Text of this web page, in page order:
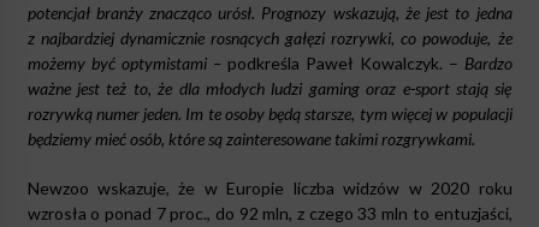
potencjał branży znacząco urósł. Prognozy wskazują, że jest to jedna
z najbardziej dynamicznie rosnących gałęzi rozrywki, co powoduje, że
możemy być optymistami – podkreśla Paweł Kowalczyk. – Bardzo
ważne jest też to, że dla młodych ludzi gaming oraz e-sport stają się
rozrywką numer jeden. Im te osoby będą starsze, tym więcej w populacji
będziemy mieć osób, które są zainteresowane takimi rozgrywkami.
Newzoo wskazuje, że w Europie liczba widzów w 2020 roku
wzrosła o ponad 7 proc., do 92 mln, z czego 33 mln to entuzjaści,